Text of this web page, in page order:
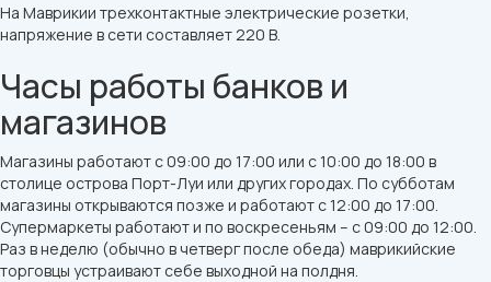
На Маврикии трехконтактные электрические розетки,
напряжение в сети составляет 220 В.
Часы работы банков и
магазинов
Магазины работают с 09:00 до 17:00 или с 10:00 до 18:00 в
столице острова Порт-Луи или других городах. По субботам
магазины открываются позже и работают с 12:00 до 17:00.
Супермаркеты работают и по воскресеньям – с 09:00 до 12:00.
Раз в неделю (обычно в четверг после обеда) маврикийские
торговцы устраивают себе выходной на полдня.